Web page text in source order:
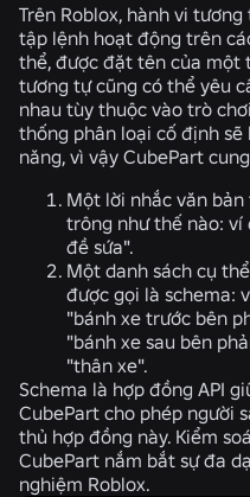
Trên Roblox, hành vi
tập lệnh hoạt động trên
thể, được đặt tên của một
tương tự cũng có thể yêu
nhau tùy thuộc vào trò
thống phân loại cố định sẽ
năng, vì vậy CubePart
Một lời nhắc văn
trông như thế nào: ví
đề sứa".
Một danh sách cụ
được gọi là schema:
"bánh xe trước bên
"bánh xe sau bên
"thân xe".
Schema là hợp đồng API
CubePart cho phép người
thủ hợp đồng này. Kiểm
CubePart nắm bắt sự đa
nghiệm Roblox.